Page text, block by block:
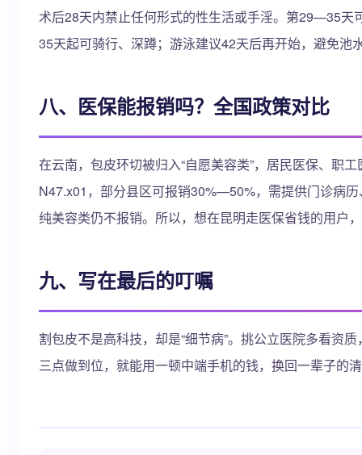
术后28天内禁止任何形式的性生活或手淫。第29—35天
35天起可骑行、深蹲；游泳建议42天后再开始，避免池
八、医保能报销吗？全国政策对比
在云南，包皮环切被归入“自愿美容类”，居民医保、职
N47.x01，部分县区可报销30%—50%，需提供门诊病
纯美容类仍不报销。所以，想在昆明走医保省钱的用户
九、写在最后的叮嘱
割包皮不是高科技，却是“细节病”。挑公立医院多看资
三点做到位，就能用一顿中端手机的钱，换回一辈子的